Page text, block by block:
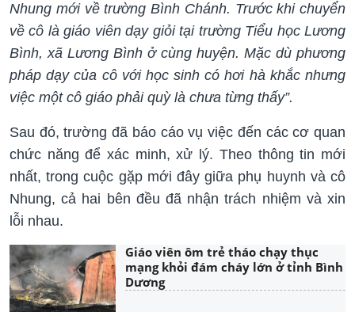
Nhung mới về trường Bình Chánh. Trước khi chuyển
về cô là giáo viên dạy giỏi tại trường Tiểu học Lương
Bình, xã Lương Bình ở cùng huyện. Mặc dù phương
pháp dạy của cô với học sinh có hơi hà khắc nhưng
việc một cô giáo phải quỳ là chưa từng thấy”.
Sau đó, trường đã báo cáo vụ việc đến các cơ quan
chức năng để xác minh, xử lý. Theo thông tin mới
nhất, trong cuộc gặp mới đây giữa phụ huynh và cô
Nhung, cả hai bên đều đã nhận trách nhiệm và xin
lỗi nhau.
Giáo viên ôm trẻ tháo chạy thục
mạng khỏi đám cháy lớn ở tỉnh Bình
Dương